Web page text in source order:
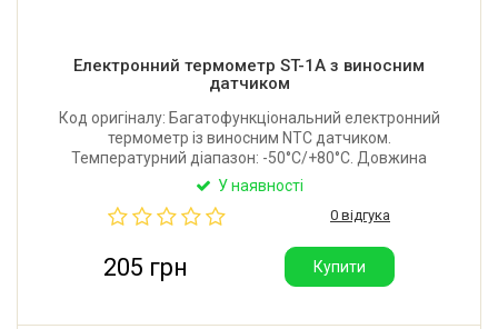
Електронний термометр ST-1A з виносним
датчиком
Код оригіналу: Багатофункціональний електронний
термометр із виносним NTC датчиком.
Температурний діапазон: -50°C/+80°C. Довжина
датчика: 1 м. Виробник Jiangsu Jingchuang
У наявності
0 відгука
205 грн Купити